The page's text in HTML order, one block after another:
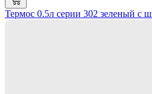
Термос 0.5л серии 302 зеленый с